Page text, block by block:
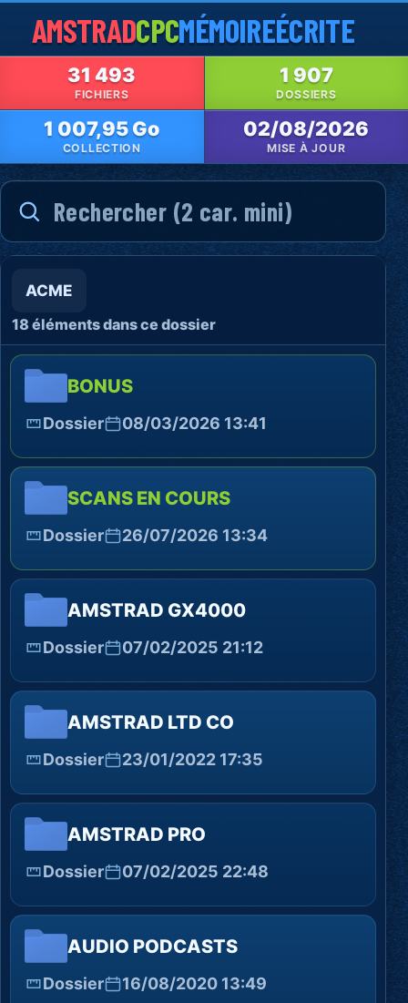
AMSTRADCPCMÉMOIREÉCRITE
31 493
FICHIERS
1 907
DOSSIERS
1 007,95 Go
COLLECTION
02/08/2026
MISE À JOUR
ACME
18 éléments dans ce dossier
BONUS
Dossier 08/03/2026 13:41
SCANS EN COURS
Dossier 26/07/2026 13:34
AMSTRAD GX4000
Dossier 07/02/2025 21:12
AMSTRAD LTD CO
Dossier 23/01/2022 17:35
AMSTRAD PRO
Dossier 07/02/2025 22:48
AUDIO PODCASTS
Dossier 16/08/2020 13:49